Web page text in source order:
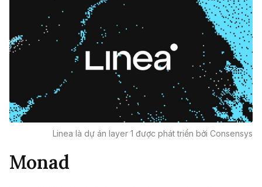
Linea là dự án layer 1 được phát triển bởi Consensys
Monad